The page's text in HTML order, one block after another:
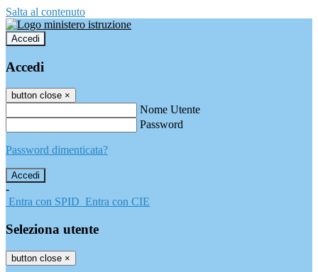
Salta al contenuto
Accedi
Accedi
button close ×
Nome Utente
Password
Password dimenticata?
-
Entra con SPID Entra con CIE
Seleziona utente
button close ×